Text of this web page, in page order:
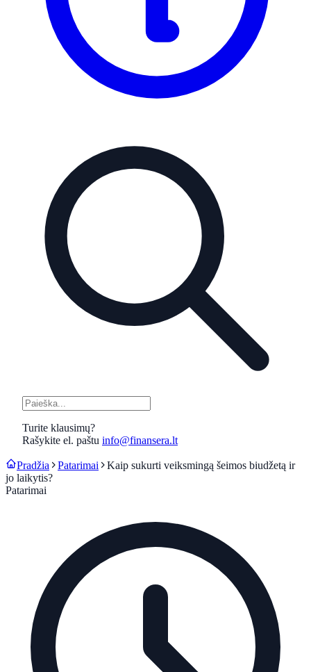
Turite klausimų?
Rašykite el. paštu info@finansera.lt
Pradžia Patarimai
Kaip sukurti veiksmingą šeimos biudžetą ir
jo laikytis?
Patarimai